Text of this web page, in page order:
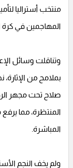
منتخب أستراليا
المهاجمين في كرة
وتناقلت وسائل
بملامح من
صلاح تحت مجهر
المنتظرة، مما
المباشرة.
ولم يخف النجم